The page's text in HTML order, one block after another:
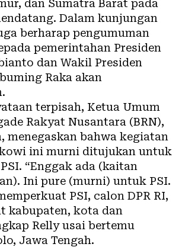
dan Sumatra Barat pada
Dalam kunjungan
berharap pengumuman
pemerintahan Presiden
dan Wakil Presiden
Raka akan
terpisah, Ketua Umum
Rakyat Nusantara (BRN),
menegaskan bahwa kegiatan
ini murni ditujukan untuk
“Enggak ada (kaitan
Ini pure (murni) untuk PSI.
PSI, calon DPR RI,
kabupaten, kota dan
Relly usai bertemu
Jawa Tengah.